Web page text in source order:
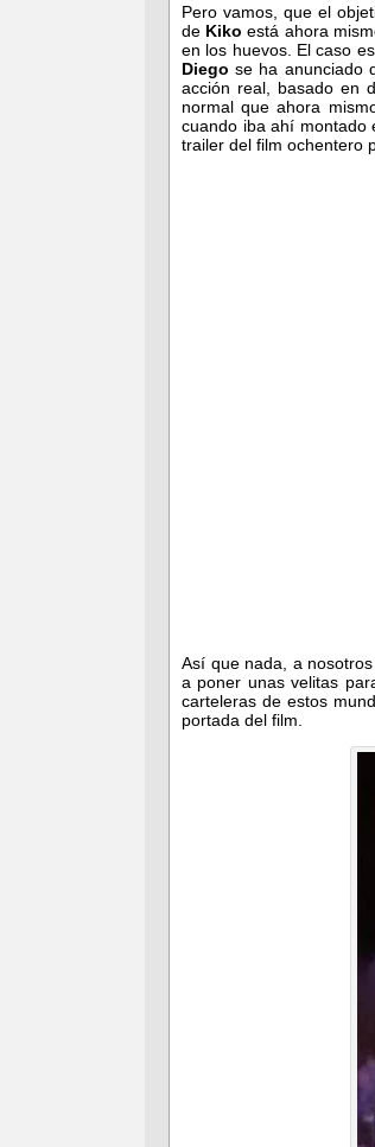
Pero vamos, que el
de Kikoestá ahora
en los huevos. El caso
Diego se ha anunciado
acción real, basado en
normal que ahora
cuando iba ahí montado
trailer del film ochentero
Así que nada, a
a poner unas velitas
carteleras de estos
portada del film.